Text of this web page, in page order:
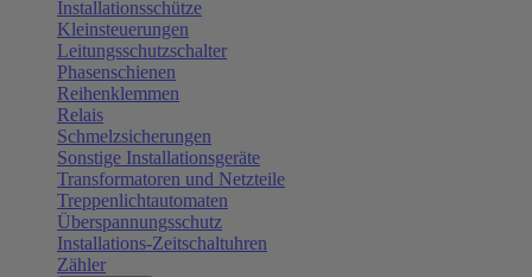
Installationsschütze
Kleinsteuerungen
Leitungsschutzschalter
Phasenschienen
Reihenklemmen
Relais
Schmelzsicherungen
Sonstige Installationsgeräte
Transformatoren und Netzteile
Treppenlichtautomaten
Überspannungsschutz
Installations-Zeitschaltuhren
Zähler